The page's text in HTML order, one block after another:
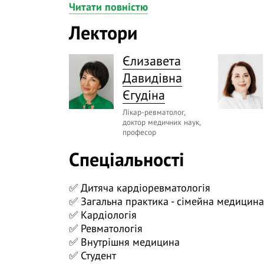
👀 Лабораторний маркер для
є визначальним, крім того, за їх
аутоімунного та аутозапального процесу.
Деякі маркери ми використовуємо
🟢 антинуклеарні антитіла;
🟢 ревматоїдний фактор;
🟢 антинейтрофільни цитоплазматичні
У минулому сучасна медицина залишила
👍 Не так давно зʼявились і нові
практику.
Сюди належать:
🟢 кальпротектин крові;
Читати повністю
Лектори
Єлизавета
Давидівна
Єгудіна
Лікар-ревматолог,
доктор медичних наук,
професор
Спеціальності
✅ Дитяча кардіоревматологія
✅ Загальна практика - сімейна медицина
✅ Кардіологія
✅ Ревматологія
✅ Внутрішня медицина
✅ Студент